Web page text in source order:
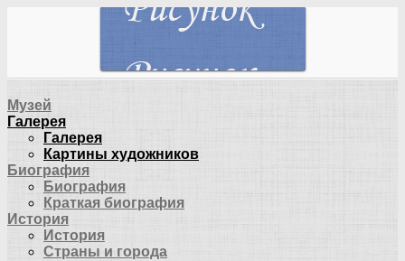
Музей
Галерея
Галерея
Картины художников
Биография
Биография
Краткая биография
История
История
Страны и города